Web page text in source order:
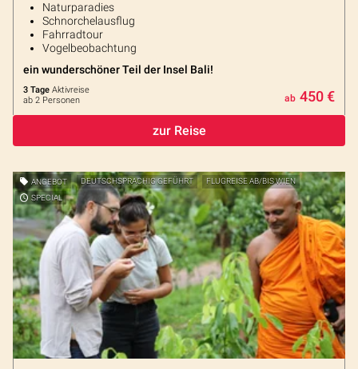
Naturparadies
Schnorchelausflug
Fahrradtour
Vogelbeobachtung
ein wunderschöner Teil der Insel Bali!
3 Tage Aktivreise
ab 2 Personen
ab 450 €
zur Reise
ANGEBOT DEUTSCHSPRACHIG GEFÜHRT
FLUGREISE AB/BIS WIEN
SPECIAL